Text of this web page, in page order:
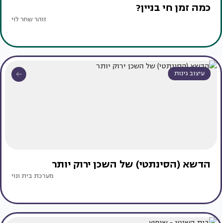
כמה זמן חי בניין?
זוהר שחר לוי
עיצוב גינות
הדשא (הסינתטי) של השכן ירוק יותר
מערכת בית ונוי